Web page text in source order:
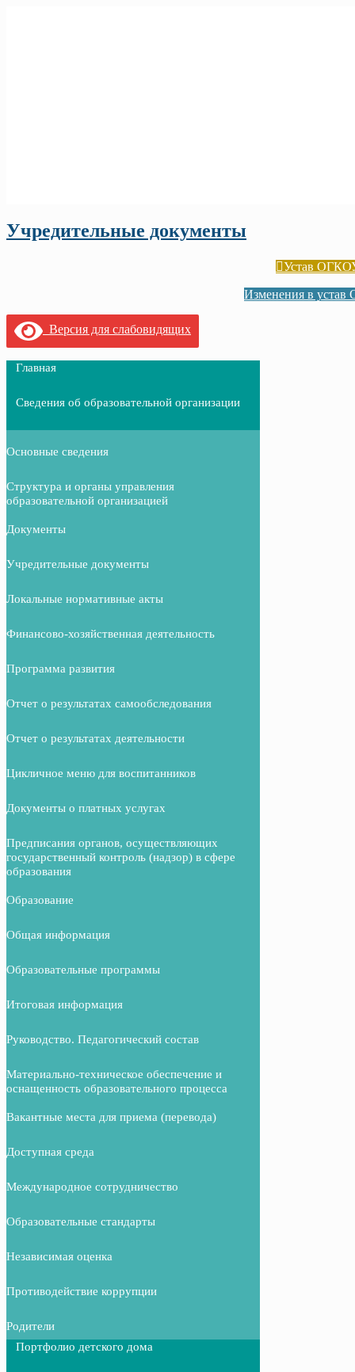
Учредительные документы
Устав
Изменения в устав
Версия для слабовидящих
Главная
Сведения об образовательной организации
Основные сведения
Структура и органы управления
образовательной организацией
Документы
Учредительные документы
Локальные нормативные акты
Финансово-хозяйственная деятельность
Программа развития
Отчет о результатах самообследования
Отчет о результатах деятельности
Цикличное меню для воспитанников
Документы о платных услугах
Предписания органов, осуществляющих
государственный контроль (надзор) в сфере
образования
Образование
Общая информация
Образовательные программы
Итоговая информация
Руководство. Педагогический состав
Материально-техническое обеспечение и
оснащенность образовательного процесса
Вакантные места для приема (перевода)
Доступная среда
Международное сотрудничество
Образовательные стандарты
Независимая оценка
Противодействие коррупции
Родители
Портфолио детского дома